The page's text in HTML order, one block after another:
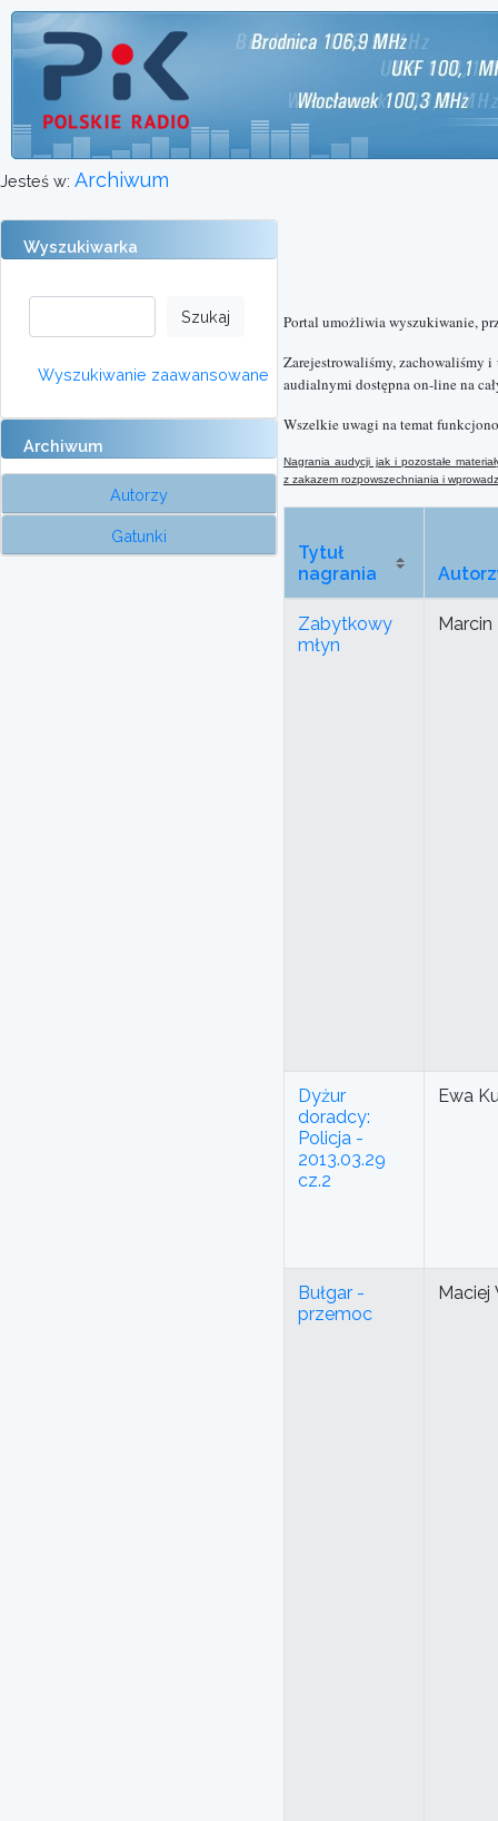
Jesteś w: Archiwum
Wyszukiwarka
Wyszukiwanie zaawansowane
Archiwum
Autorzy
Gatunki
Portal umożliwia wyszukiwanie,
Zarejestrowaliśmy, zachowaliśmy
audialnymi dostępna on-line na
Wszelkie uwagi na temat
Nagrania audycji jak i pozostałe
z zakazem rozpowszechniania i
Tytuł
nagrania
Zabytkowy
młyn
Marcin
Dyżur
doradcy:
Policja -
2013.03.29
cz.2
Ewa
Bułgar -
przemoc
Maciej